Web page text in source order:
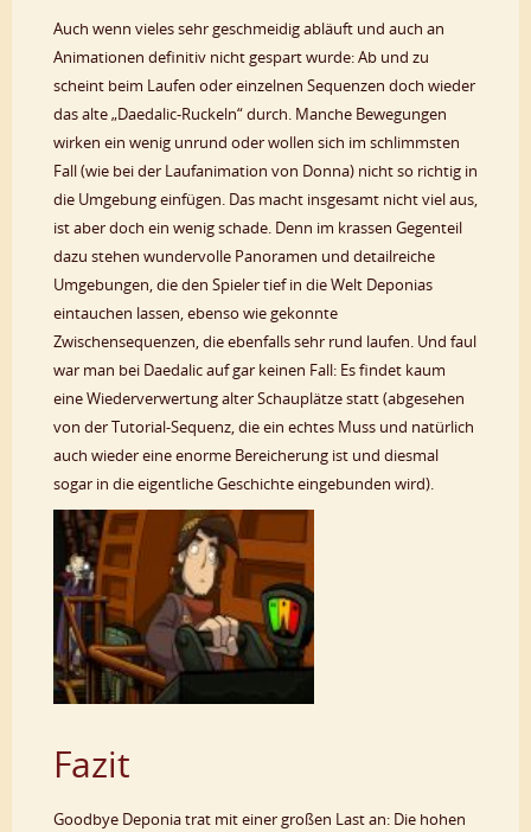
Auch wenn vieles sehr geschmeidig abläuft und auch an
Animationen definitiv nicht gespart wurde: Ab und zu
scheint beim Laufen oder einzelnen Sequenzen doch wieder
das alte „Daedalic-Ruckeln“ durch. Manche Bewegungen
wirken ein wenig unrund oder wollen sich im schlimmsten
Fall (wie bei der Laufanimation von Donna) nicht so richtig in
die Umgebung einfügen. Das macht insgesamt nicht viel aus,
ist aber doch ein wenig schade. Denn im krassen Gegenteil
dazu stehen wundervolle Panoramen und detailreiche
Umgebungen, die den Spieler tief in die Welt Deponias
eintauchen lassen, ebenso wie gekonnte
Zwischensequenzen, die ebenfalls sehr rund laufen. Und faul
war man bei Daedalic auf gar keinen Fall: Es findet kaum
eine Wiederverwertung alter Schauplätze statt (abgesehen
von der Tutorial-Sequenz, die ein echtes Muss und natürlich
auch wieder eine enorme Bereicherung ist und diesmal
sogar in die eigentliche Geschichte eingebunden wird).
Fazit
Goodbye Deponia trat mit einer großen Last an: Die hohen